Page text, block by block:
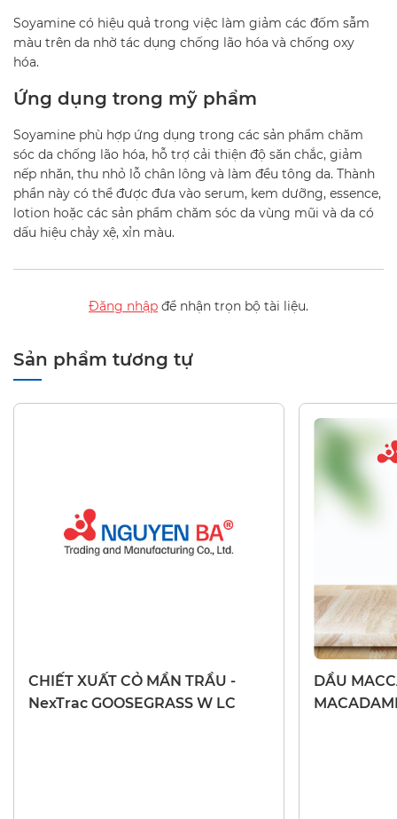
Soyamine có hiệu quả trong việc làm giảm các đốm sẫm
màu trên da nhờ tác dụng chống lão hóa và chống oxy
hóa.
Ứng dụng trong mỹ phẩm
Soyamine phù hợp ứng dụng trong các sản phẩm chăm
sóc da chống lão hóa, hỗ trợ cải thiện độ săn chắc, giảm
nếp nhăn, thu nhỏ lỗ chân lông và làm đều tông da. Thành
phần này có thể được đưa vào serum, kem dưỡng, essence,
lotion hoặc các sản phẩm chăm sóc da vùng mũi và da có
dấu hiệu chảy xệ, xỉn màu.
Đăng nhập để nhận trọn bộ tài liệu.
Sản phẩm tương tự
CHIẾT XUẤT THIÊN NHIÊN
CHIẾT XUẤT CỎ MẦN TRẦU -
NexTrac GOOSEGRASS W LC
DẦU THIÊN
DẦU